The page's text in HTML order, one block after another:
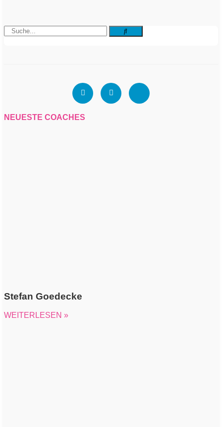
NEUESTE COACHES
Stefan Goedecke
WEITERLESEN »